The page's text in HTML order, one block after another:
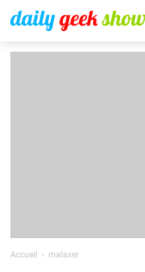
Accueil malaxer